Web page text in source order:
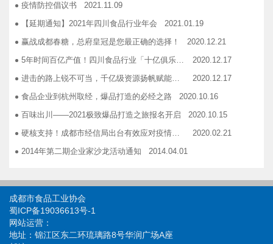
疫情防控倡议书
2021.11.09
【延期通知】2021年四川食品行业年会
2021.01.19
赢战成都春糖，总府皇冠是您最正确的选择！
2020.12.21
5年时间百亿产值！四川食品行业「十亿俱乐部」合伙人招募！
2020.12.17
进击的路上锐不可当，千亿级资源扬帆赋能！电商启航班招募啦！
2020.12.17
食品企业到杭州取经，爆品打造的必经之路
2020.10.16
百味出川——2021极致爆品打造之旅报名开启
2020.10.15
硬核支持！成都市经信局出台有效应对疫情稳定经济运行20条政策措施工业和信息化类项目申报指南！
2020.02.21
2014年第二期企业家沙龙活动通知
2014.04.01
关于发布成都市食品商会合作单位信息一览表的通知
2014.06.30
关于开展品牌设计援助活动的通知
关于开展成都食品优秀品牌联合形象展播活动的 通知
成都市食品工业协会
蜀ICP备19036613号-1
网站运营：
地址：锦江区东二环琉璃路8号华润广场A座